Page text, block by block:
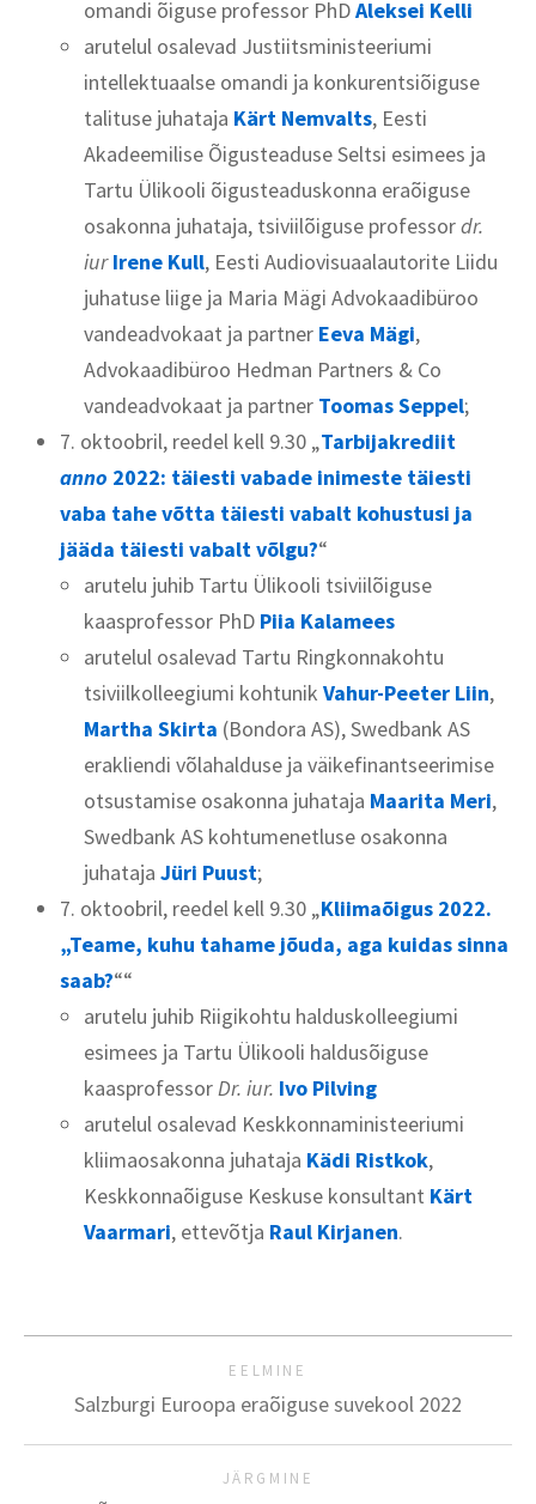
omandi õiguse professor PhDAleksei Kelli
arutelul osalevad Justiitsministeeriumi
intellektuaalse omandi ja konkurentsiõiguse
talituse juhataja Kärt Nemvalts, Eesti
Akadeemilise Õigusteaduse Seltsi esimees ja
Tartu Ülikooli õigusteaduskonna eraõiguse
osakonna juhataja, tsiviilõiguse professordr.
iur Irene Kull, Eesti Audiovisuaalautorite Liidu
juhatuse liige ja Maria Mägi Advokaadibüroo
vandeadvokaat ja partner Eeva Mägi,
Advokaadibüroo Hedman Partners & Co
vandeadvokaat ja partner Toomas Seppel;
7. oktoobril, reedel kell 9.30 „Tarbijakrediit
anno 2022: täiesti vabade inimeste täiesti
vaba tahe võtta täiesti vabalt kohustusi ja
jääda täiesti vabalt võlgu?“
arutelu juhib Tartu Ülikooli tsiviilõiguse
kaasprofessor PhD Piia Kalamees
arutelul osalevad Tartu Ringkonnakohtu
tsiviilkolleegiumi kohtunik Vahur-Peeter Liin,
Martha Skirta (Bondora AS), Swedbank AS
erakliendi võlahalduse ja väikefinantseerimise
otsustamise osakonna juhataja Maarita Meri,
Swedbank AS kohtumenetluse osakonna
juhataja Jüri Puust;
7. oktoobril, reedel kell 9.30 „Kliimaõigus 2022.
„Teame, kuhu tahame jõuda, aga kuidas sinna
saab?““
arutelu juhib Riigikohtu halduskolleegiumi
esimees ja Tartu Ülikooli haldusõiguse
kaasprofessorDr. iur. Ivo Pilving
arutelul osalevad Keskkonnaministeeriumi
kliimaosakonna juhataja Kädi Ristkok,
Keskkonnaõiguse Keskuse konsultant Kärt
Vaarmari, ettevõtja Raul Kirjanen.
EELMINE
Salzburgi Euroopa eraõiguse suvekool 2022
JÄRGMINE